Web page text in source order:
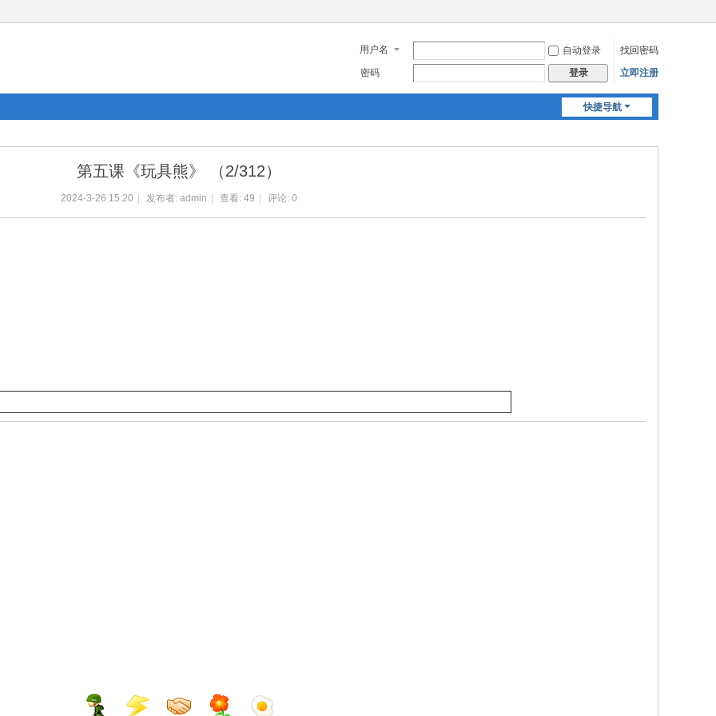
用户名 自动登录
找回密码
密码
登录 立即注册
快捷导航
第五课《玩具熊》 （2/312）
2024-3-26 15:20 发布者: admin 查看: 49 评论: 0